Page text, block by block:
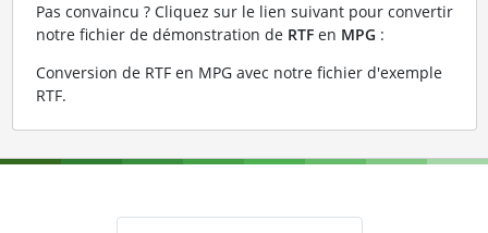
Pas convaincu ? Cliquez sur le lien suivant pour convertir
notre fichier de démonstration de RTFen MPG :
Conversion de RTF en MPG avec notre fichier d'exemple
RTF.